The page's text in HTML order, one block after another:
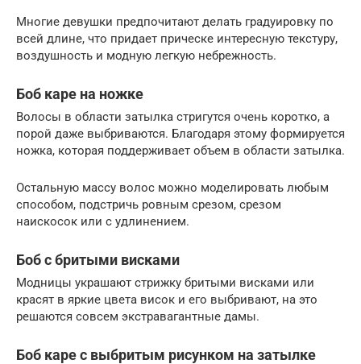
Многие девушки предпочитают делать градуировку по
всей длине, что придает прическе интересную текстуру,
воздушность и модную легкую небрежность.
Боб каре на ножке
Волосы в области затылка стригутся очень коротко, а
порой даже выбриваются. Благодаря этому формируется
ножка, которая поддерживает объем в области затылка.
Остальную массу волос можно моделировать любым
способом, подстричь ровным срезом, срезом
наискосок или с удлинением.
Боб с бритыми висками
Модницы украшают стрижку бритыми висками или
красят в яркие цвета висок и его выбривают, на это
решаются совсем экстравагантные дамы.
Боб каре с выбритым рисунком на затылке